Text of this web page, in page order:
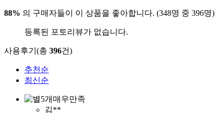
88% 의 구매자들이 이 상품을 좋아합니다. (348명 중 396명)
등록된 포토리뷰가 없습니다.
사용후기(총 396건)
추천순
최신순
매우만족
김**